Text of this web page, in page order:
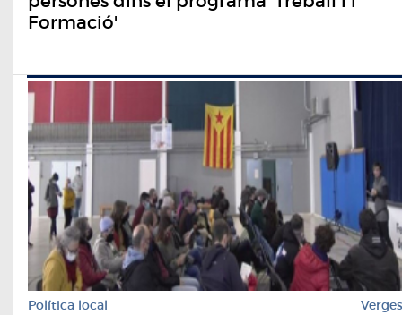
Formació'
Política local Verges